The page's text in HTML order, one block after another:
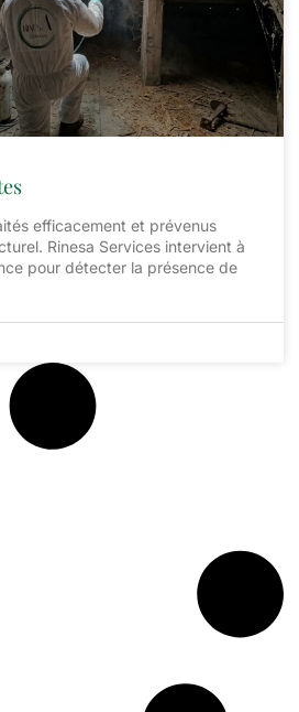
efficacement et prévenus
Rinesa Services intervient à
pour détecter la présence de